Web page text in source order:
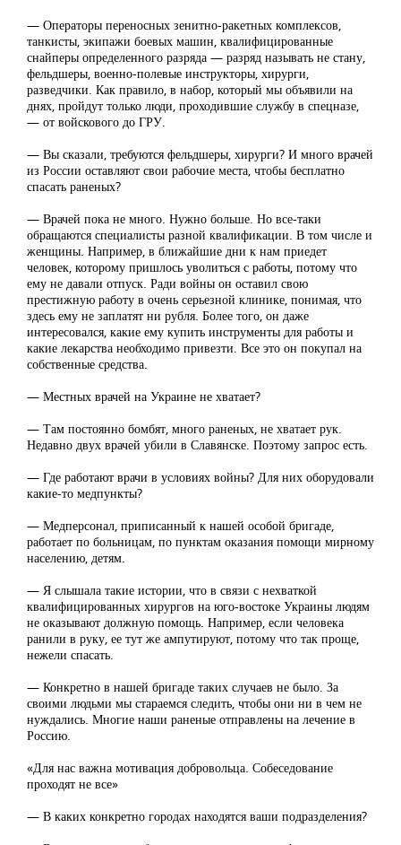
— Операторы переносных зенитно-ракетных комплексов,
танкисты, экипажи боевых машин, квалифицированные
снайперы определенного разряда — разряд называть не стану,
фельдшеры, военно-полевые инструкторы, хирурги,
разведчики. Как правило, в набор, который мы объявили на
днях, пройдут только люди, проходившие службу в спецназе,
— от войскового до ГРУ.
— Вы сказали, требуются фельдшеры, хирурги? И много врачей
из России оставляют свои рабочие места, чтобы бесплатно
спасать раненых?
— Врачей пока не много. Нужно больше. Но все-таки
обращаются специалисты разной квалификации. В том числе и
женщины. Например, в ближайшие дни к нам приедет
человек, которому пришлось уволиться с работы, потому что
ему не давали отпуск. Ради войны он оставил свою
престижную работу в очень серьезной клинике, понимая, что
здесь ему не заплатят ни рубля. Более того, он даже
интересовался, какие ему купить инструменты для работы и
какие лекарства необходимо привезти. Все это он покупал на
собственные средства.
— Местных врачей на Украине не хватает?
— Там постоянно бомбят, много раненых, не хватает рук.
Недавно двух врачей убили в Славянске. Поэтому запрос есть.
— Где работают врачи в условиях войны? Для них оборудовали
какие-то медпункты?
— Медперсонал, приписанный к нашей особой бригаде,
работает по больницам, по пунктам оказания помощи мирному
населению, детям.
— Я слышала такие истории, что в связи с нехваткой
квалифицированных хирургов на юго-востоке Украины людям
не оказывают должную помощь. Например, если человека
ранили в руку, ее тут же ампутируют, потому что так проще,
нежели спасать.
— Конкретно в нашей бригаде таких случаев не было. За
своими людьми мы стараемся следить, чтобы они ни в чем не
нуждались. Многие наши раненые отправлены на лечение в
Россию.
«Для нас важна мотивация добровольца. Собеседование
проходят не все»
— В каких конкретно городах находятся ваши подразделения?